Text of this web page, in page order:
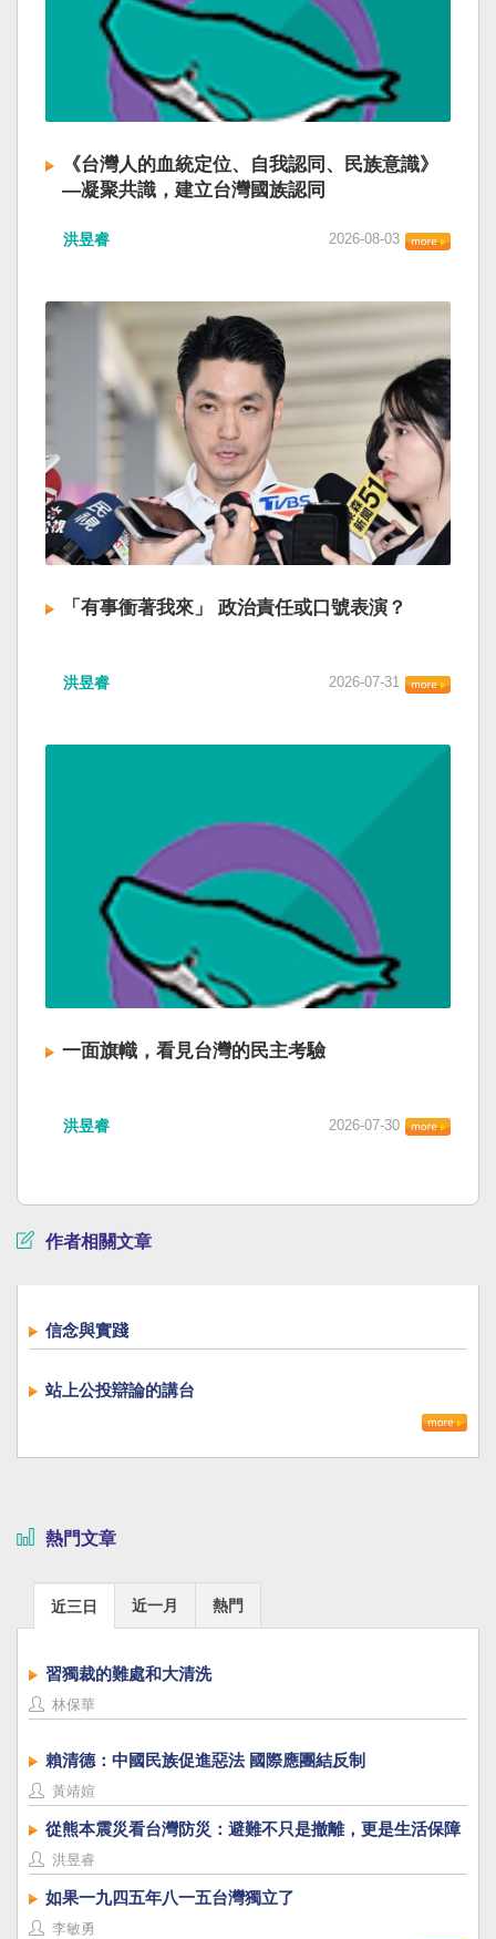
《台灣人的血統定位、自我認同、民族意識》
—凝聚共識，建立台灣國族認同
洪昱睿 2026-08-03
「有事衝著我來」 政治責任或口號表演？
洪昱睿 2026-07-31
一面旗幟，看見台灣的民主考驗
洪昱睿 2026-07-30
作者相關文章
信念與實踐
站上公投辯論的講台
熱門文章
近三日 近一月 熱門
習獨裁的難處和大清洗
林保華
賴清德：中國民族促進惡法 國際應團結反制
黃靖媗
從熊本震災看台灣防災：避難不只是撤離，更是生活保障
洪昱睿
如果一九四五年八一五台灣獨立了
李敏勇